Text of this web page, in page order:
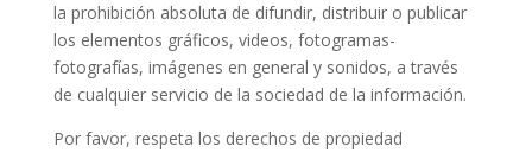
la prohibición absoluta de difundir, distribuir o publicar
los elementos gráficos, videos, fotogramas-
fotografías, imágenes en general y sonidos, a través
de cualquier servicio de la sociedad de la información.
Por favor, respeta los derechos de propiedad